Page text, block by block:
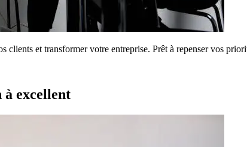
et transformer votre entreprise. Prêt à repenser vos
à excellent